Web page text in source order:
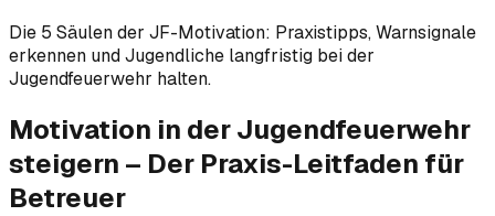
Die 5 Säulen der JF-Motivation: Praxistipps, Warnsignale
erkennen und Jugendliche langfristig bei der
Jugendfeuerwehr halten.
Motivation in der Jugendfeuerwehr
steigern – Der Praxis-Leitfaden für
Betreuer